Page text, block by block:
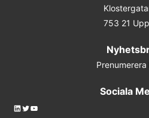
753 21
Prenumerera
Sociala
LinkedIn
Twitter
YouTube